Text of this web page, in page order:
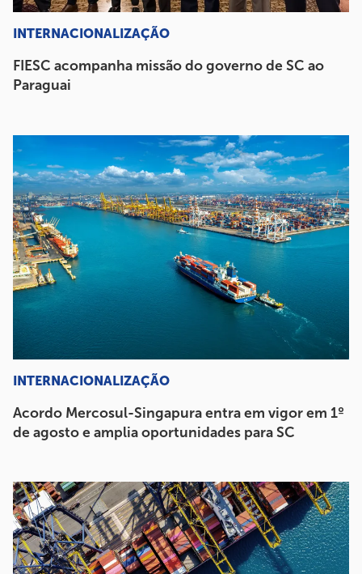
INTERNACIONALIZAÇÃO
FIESC acompanha missão do governo de SC ao
Paraguai
INTERNACIONALIZAÇÃO
Acordo Mercosul-Singapura entra em vigor em 1º
de agosto e amplia oportunidades para SC